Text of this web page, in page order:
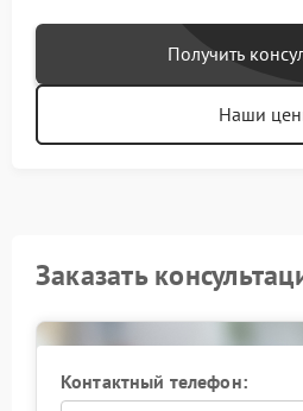
Получить
Наши
Заказать
Контактный телефон: